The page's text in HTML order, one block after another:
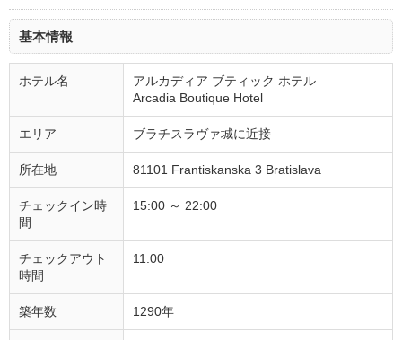
基本情報
ホテル名
アルカディア ブティック ホテル
Arcadia Boutique Hotel
エリア ブラチスラヴァ城に近接
所在地 81101 Frantiskanska 3 Bratislava
チェックイン時
間
15:00 ～ 22:00
チェックアウト
時間
11:00
築年数 1290年